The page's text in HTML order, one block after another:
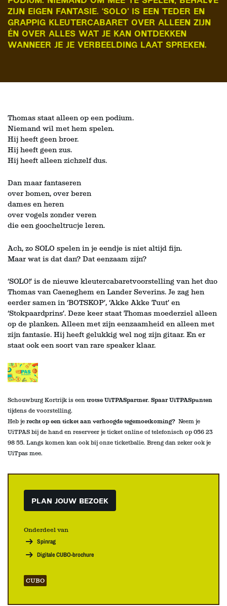
ZIJN EIGEN FANTASIE. ‘SOLO’ IS EEN TEDER EN
GRAPPIG KLEUTERCABARET OVER ALLEEN ZIJN
ÉN OVER ALLES WAT JE KAN ONTDEKKEN
WANNEER JE JE VERBEELDING LAAT SPREKEN.
Thomas staat alleen op een podium.
Niemand wil met hem spelen.
Hij heeft geen broer.
Hij heeft geen zus.
Hij heeft alleen zichzelf dus.
Dan maar fantaseren
over bomen, over beren
dames en heren
over vogels zonder veren
die een goocheltrucje leren.
Ach, zo SOLO spelen in je eendje is niet altijd fijn.
Maar wat is dat dan? Dat eenzaam zijn?
‘SOLO!’ is de nieuwe kleutercabaretvoorstelling van het duo
Thomas van Caeneghem en Lander Severins. Je zag hen
eerder samen in ‘BOTSKOP’, ‘Akke Akke Tuut’ en
‘Stokpaardprins’. Deze keer staat Thomas moederziel alleen
op de planken. Alleen met zijn eenzaamheid en alleen met
zijn fantasie. Hij heeft gelukkig wel nog zijn gitaar. En er
staat ook een soort van rare speaker klaar.
Schouwburg Kortrijk is een trotse UiTPASpartner. Spaar UiTPASpunten
tijdens de voorstelling.
Heb je recht op een ticket aan verhoogde tegemoetkoming? Neem je
UiTPAS bij de hand en reserveer je ticket online of telefonisch op 056 23
98 55. Langs komen kan ook bij onze ticketbalie. Breng dan zeker ook je
UiTpas mee.
PLAN JOUW BEZOEK
Onderdeel van
Spinrag
Digitale CUBO-brochure
CUBO
Inzoomen Inzoomen